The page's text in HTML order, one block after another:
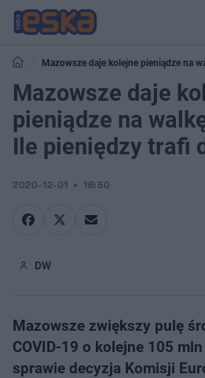
Mazowsze daje kolejne pieniądze na
do szpitali?
Mazowsze daje
pieniądze na
Ile pieniędzy trafi
2020-12-01 16:50
DW
Mazowsze zwiększy pulę
COVID-19 o kolejne 105
sprawie decyzja Komisji